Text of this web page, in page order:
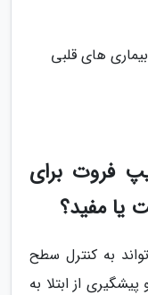
های قلبی
فروت برای
یا مفید؟
به کنترل سطح
از ابتلا به